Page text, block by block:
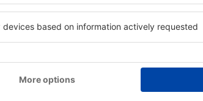
April 2014 5
Rewelacja
Vurderingsinformasjon
Rewelacja , jestem
obsłudze lotniska